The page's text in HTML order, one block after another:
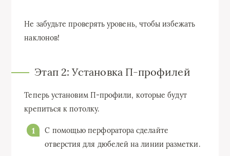
Не забудьте проверять уровень, чтобы избежать
наклонов!
Этап 2: Установка П-профилей
Теперь установим П-профили, которые будут
крепиться к потолку.
С помощью перфоратора сделайте
отверстия для дюбелей на линии разметки.